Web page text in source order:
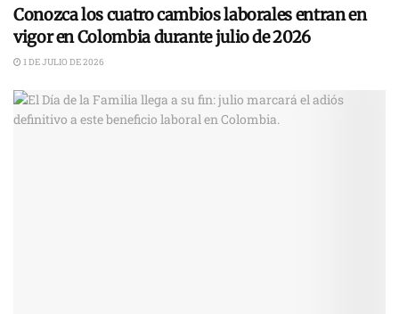
Conozca los cuatro cambios laborales entran en
vigor en Colombia durante julio de 2026
1 DE JULIO DE 2026